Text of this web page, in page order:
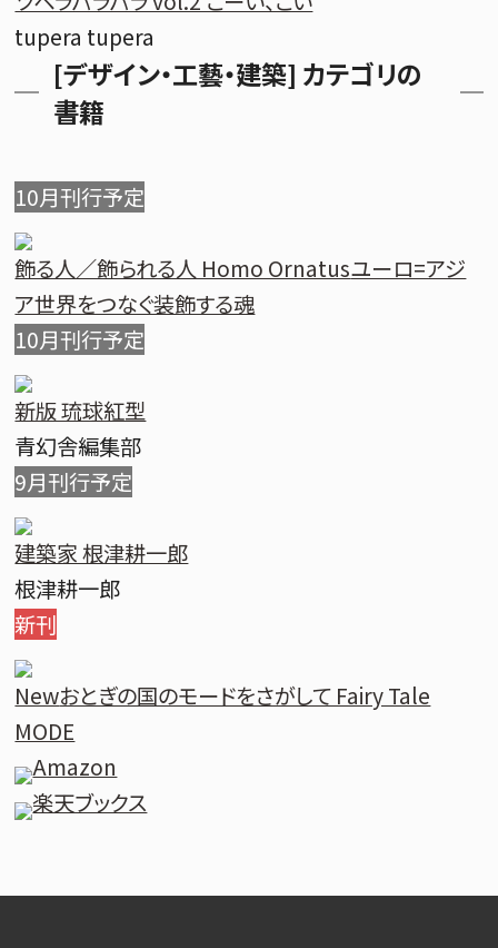
tupera tupera
[デザイン・工藝・建築] カテゴリの
書籍
10月刊行予定
飾る人／飾られる人 Homo Ornatusユーロ=アジ
ア世界をつなぐ装飾する魂
10月刊行予定
新版 琉球紅型
青幻舎編集部
9月刊行予定
建築家 根津耕一郎
根津耕一郎
新刊
Newおとぎの国のモードをさがして Fairy Tale
MODE
Amazon
楽天ブックス